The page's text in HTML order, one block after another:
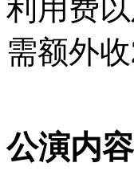
进
品
8月
利用费以
需额外收
公演内容